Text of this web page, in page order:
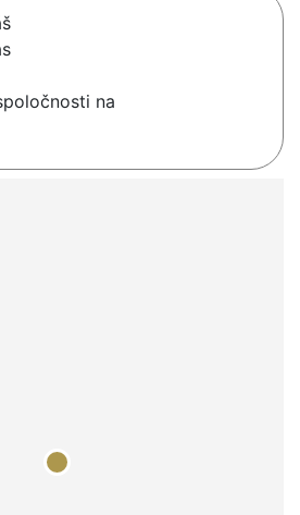
na